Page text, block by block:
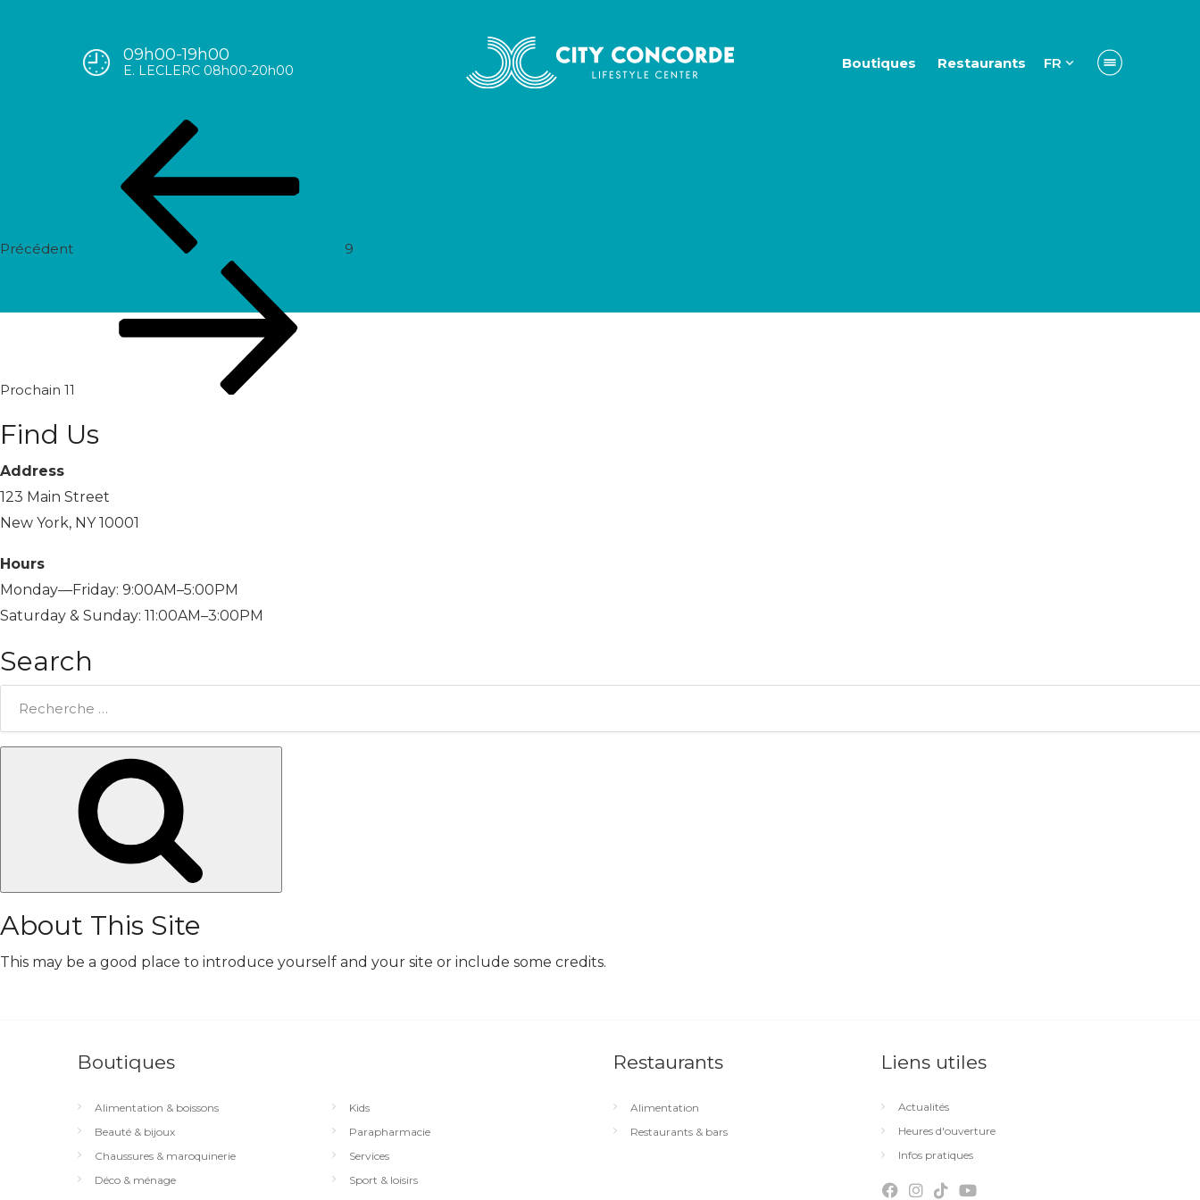
09h00-19h00
E. LECLERC 08h00-20h00 Boutiques Restaurants FR
Précédent
9
Prochain 11
Find Us
Address
123 Main Street
New York, NY 10001
Hours
Monday—Friday: 9:00AM–5:00PM
Saturday & Sunday: 11:00AM–3:00PM
Search
About This Site
This may be a good place to introduce yourself and your site or include some credits.
Boutiques
Alimentation & boissons
Beauté & bijoux
Chaussures & maroquinerie
Déco & ménage
Kids
Parapharmacie
Services
Sport & loisirs
Restaurants
Alimentation
Restaurants & bars
Liens utiles
Actualités
Heures d'ouverture
Infos pratiques